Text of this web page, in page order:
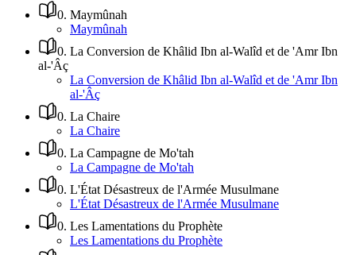
0. Maymûnah
Maymûnah
0. La Conversion de Khâlid Ibn al-Walîd et de 'Amr Ibn
al-'Âç
La Conversion de Khâlid Ibn al-Walîd et de 'Amr Ibn
al-'Âç
0. La Chaire
La Chaire
0. La Campagne de Mo'tah
La Campagne de Mo'tah
0. L'État Désastreux de l'Armée Musulmane
L'État Désastreux de l'Armée Musulmane
0. Les Lamentations du Prophète
Les Lamentations du Prophète